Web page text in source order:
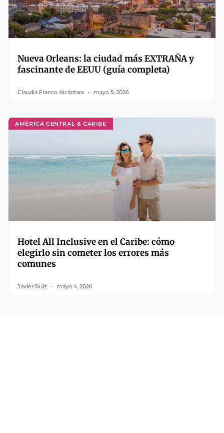
Nueva Orleans: la ciudad más EXTRAÑA y
fascinante de EEUU (guía completa)
Claudia Franco Alcántara mayo 5, 2026
AMÉRICA CENTRAL & CARIBE
Hotel All Inclusive en el Caribe: cómo
elegirlo sin cometer los errores más
comunes
Javier Ruiz mayo 4, 2026